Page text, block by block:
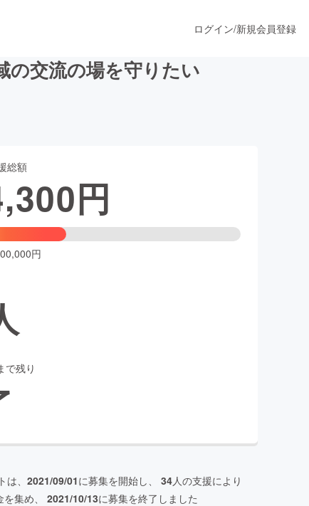
ファッション
ログイン/新規会員登録
の交流の場を守りたい
総額
円
円
で残り
、 2021/09/01に募集を開始し、 34人の支援により
集め、 2021/10/13に募集を終了しました